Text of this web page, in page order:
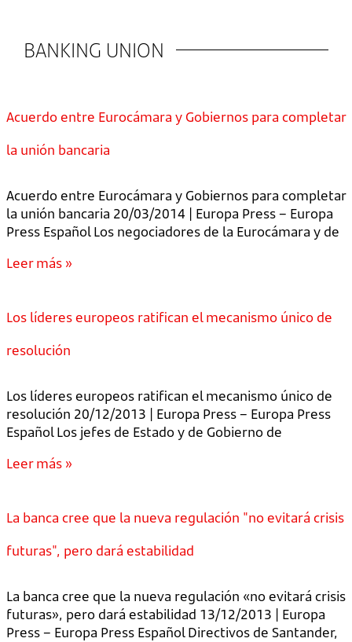
BANKING UNION
Acuerdo entre Eurocámara y Gobiernos para completar
la unión bancaria
Acuerdo entre Eurocámara y Gobiernos para completar
la unión bancaria 20/03/2014 | Europa Press – Europa
Press Español Los negociadores de la Eurocámara y de
Leer más »
Los líderes europeos ratifican el mecanismo único de
resolución
Los líderes europeos ratifican el mecanismo único de
resolución 20/12/2013 | Europa Press – Europa Press
Español Los jefes de Estado y de Gobierno de
Leer más »
La banca cree que la nueva regulación "no evitará crisis
futuras", pero dará estabilidad
La banca cree que la nueva regulación «no evitará crisis
futuras», pero dará estabilidad 13/12/2013 | Europa
Press – Europa Press Español Directivos de Santander,